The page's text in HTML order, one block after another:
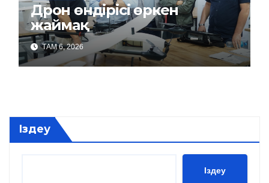
Дрон өндірісі өркен
жаймақ
ТАМ 6, 2026
Іздеу
Іздеу